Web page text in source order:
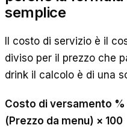
semplice
Il costo di servizio è il
diviso per il prezzo che
drink il calcolo è di una
Costo di versamento
(Prezzo da menu) × 100